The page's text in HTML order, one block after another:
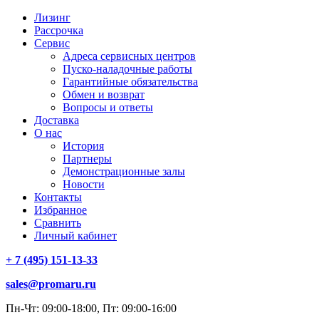
Лизинг
Рассрочка
Сервис
Адреса сервисных центров
Пуско-наладочные работы
Гарантийные обязательства
Обмен и возврат
Вопросы и ответы
Доставка
О нас
История
Партнеры
Демонстрационные залы
Новости
Контакты
Избранное
Сравнить
Личный кабинет
+ 7 (495) 151-13-33
sales@promaru.ru
Пн-Чт: 09:00-18:00, Пт: 09:00-16:00